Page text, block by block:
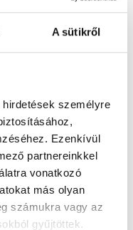
A sütikről
személyre
Ezenkívül
partnereinkkel
vonatkozó
más olyan
számukra vagy az
gyűjtöttek.